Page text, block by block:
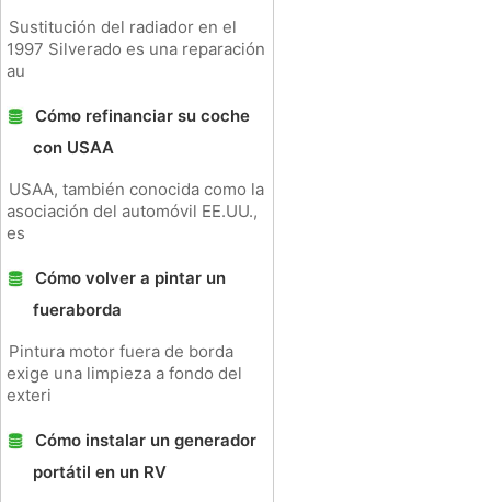
Sustitución del radiador en el
1997 Silverado es una reparación
au
Cómo refinanciar su coche
con USAA
USAA, también conocida como la
asociación del automóvil EE.UU.,
es
Cómo volver a pintar un
fueraborda
Pintura motor fuera de borda
exige una limpieza a fondo del
exteri
Cómo instalar un generador
portátil en un RV